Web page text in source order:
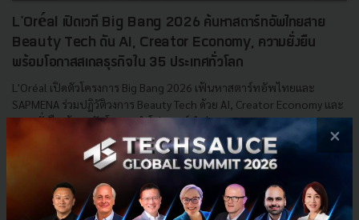
L'Oréal เปิดเวที Big Bang 2026 ค้นหาสตาร์ทอัพไทยสาย
Beauty Tech ดัน AI, Creator Economy, ความยั่งยืน
พร้อมโอกาสสเกลธุรกิจใน 35 ประเทศทั่วโลก
L'Oréal เปิดตัวโครงการ Big Bang 2026 เฟ้นหาสตาร์ทอัพไทยและ
SAPMENA ร่วมปฏิวัติวงการ Beauty Tech ด้วย AI, Creator Economy และ
ความยั่งยืน ผู้ชนะรับโอกาสทำโปรเจกต์นำร่องและขยายตลาด 35...
พฤษภาคม 14, 2026| ByTechsauce Team
Loreal Startup SAPMENA AI Commerce
×